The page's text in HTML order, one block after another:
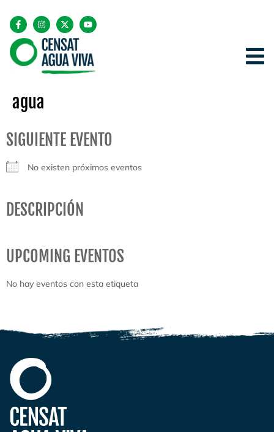
agua
SIGUIENTE EVENTO
No existen próximos eventos
DESCRIPCIÓN
UPCOMING EVENTOS
No hay eventos con esta etiqueta